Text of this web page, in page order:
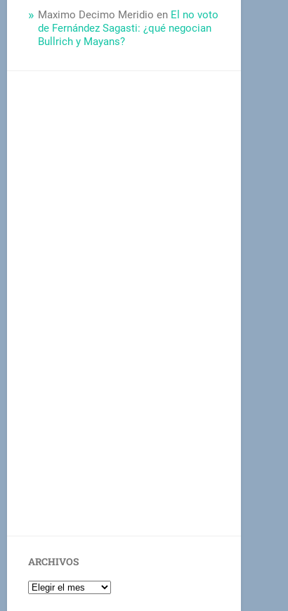
Maximo Decimo Meridio en El no voto
de Fernández Sagasti: ¿qué negocian
Bullrich y Mayans?
ARCHIVOS